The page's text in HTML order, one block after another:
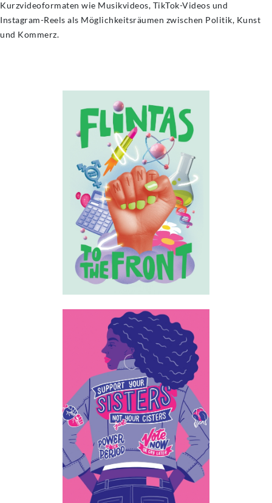
Kurzvideoformaten wie Musikvideos, TikTok-Videos und
Instagram-Reels als Möglichkeitsräumen zwischen Politik, Kunst
und Kommerz.